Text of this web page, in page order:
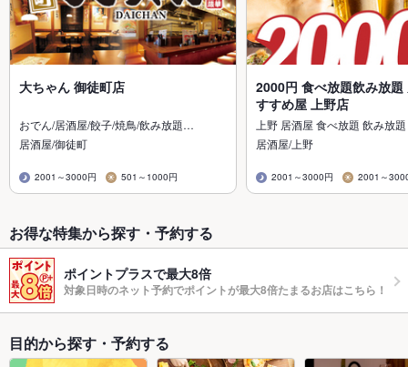
大ちゃん 御徒町店
おでん/居酒屋/餃子/焼鳥/飲み放題…
居酒屋/御徒町
2001～3000円 501～1000円
2000円 食べ放題飲み放題
すすめ屋 上野店
上野 居酒屋 食べ放題 飲み放
居酒屋/上野
2001～3000円 2001～
お得な特集から探す・予約する
ポイントプラスで最大8倍
対象日時のネット予約でポイントが最大8倍たまるお店はこちら！
目的から探す・予約する